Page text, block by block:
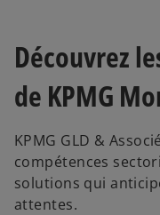
Découvrez
de KPMG
KPMG GLD &
compétences
solutions qui
attentes.